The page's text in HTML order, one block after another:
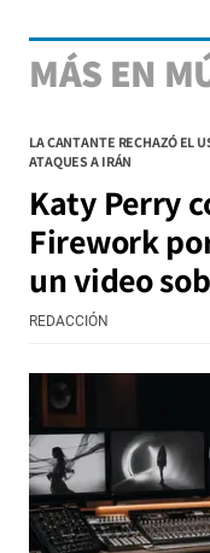
MÁS EN
LA CANTANTE RECHAZÓ EL
ATAQUES A IRÁN
Katy Perry
Firework
un video
REDACCIÓN